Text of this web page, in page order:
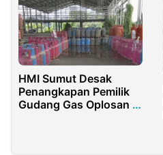
HMI Sumut Desak
Penangkapan Pemilik
Gudang Gas Oplosan di